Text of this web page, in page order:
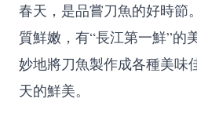
春天，是品嘗刀魚的好時節
質鮮嫩，有“長江第一鮮”的
妙地將刀魚製作成各種美味
天的鮮美。